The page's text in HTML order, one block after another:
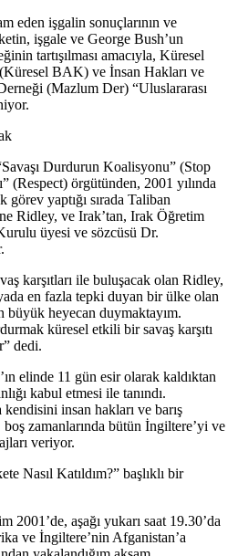
eden işgalin sonuçlarının ve
işgale ve George Bush’un
tartışılması amacıyla, Küresel
BAK) ve İnsan Hakları ve
(Mazlum Der) “Uluslararası
Durdurun Koalisyonu” (Stop
(Respect) örgütünden, 2001 yılında
görev yaptığı sırada Taliban
Ridley, ve Irak’tan, Irak Öğretim
üyesi ve sözcüsü Dr.
karşıtları ile buluşacak olan Ridley,
en fazla tepki duyan bir ülke olan
büyük heyecan duymaktayım.
küresel etkili bir savaş karşıtı
dedi.
elinde 11 gün esir olarak kaldıktan
kabul etmesi ile tanındı.
insan hakları ve barış
boş zamanlarında bütün İngiltere’yi ve
veriyor.
Nasıl Katıldım?” başlıklı bir
2001’de, aşağı yukarı saat 19.30’da
ve İngiltere’nin Afganistan’a